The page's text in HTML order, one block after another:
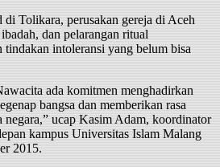
di Tolikara, perusakan gereja di Aceh
dan pelarangan ritual
tindakan intoleransi yang belum bisa
ada komitmen menghadirkan
bangsa dan memberikan rasa
negara,” ucap Kasim Adam, koordinator
kampus Universitas Islam Malang
2015.